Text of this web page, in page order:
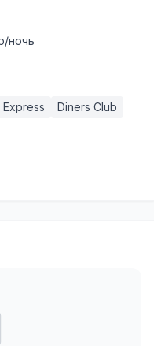
ночь
Express Diners Club